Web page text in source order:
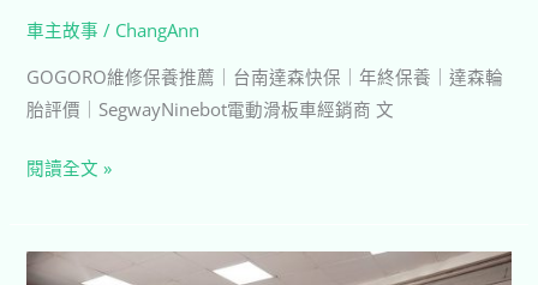
車主故事 / ChangAnn
GOGORO維修保養推薦｜台南達森快保｜年終保養｜達森輪
胎評價｜SegwayNinebot電動滑板車經銷商 文
閱讀全文 »